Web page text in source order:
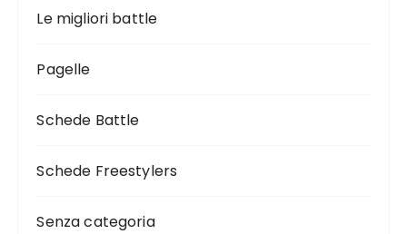
Le migliori battle
Pagelle
Schede Battle
Schede Freestylers
Senza categoria